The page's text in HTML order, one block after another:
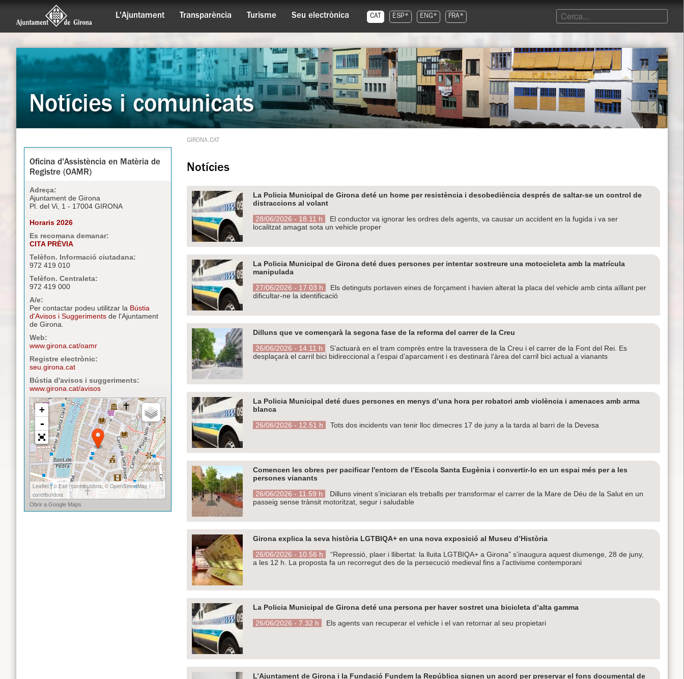
L'Ajuntament Transparència Turisme Seu electrònica CAT ESP* ENG* FRA*
Notícies i comunicats
Oficina d'Assistència en Matèria de
Registre (OAMR)
Adreça:
Ajuntament de Girona
Pl. del Vi, 1 - 17004 GIRONA
Horaris 2026
Es recomana demanar:
CITA PRÈVIA
Telèfon. Informació ciutadana:
972 419 010
Telèfon. Centraleta:
972 419 000
A/e:
Per contactar podeu utilitzar la Bústia
d'Avisos i Suggeriments de l'Ajuntament
de Girona.
Web:
www.girona.cat/oamr
Registre electrònic:
seu.girona.cat
Bústia d'avisos i suggeriments:
www.girona.cat/avisos
GIRONA.CAT
Notícies
La Policia Municipal de Girona deté un home per resistència i desobediència després de saltar-se un control de
distraccions al volant
28/06/2026 - 18.11 h
El conductor va ignorar les ordres dels agents, va causar un accident en la fugida i va ser
localitzat amagat sota un vehicle proper
La Policia Municipal de Girona deté dues persones per intentar sostreure una motocicleta amb la matrícula
manipulada
27/06/2026 - 17.03 h
Els detinguts portaven eines de forçament i havien alterat la placa del vehicle amb cinta aïllant per
dificultar-ne la identificació
Dilluns que ve començarà la segona fase de la reforma del carrer de la Creu
26/06/2026 - 14.11 h
S’actuarà en el tram comprès entre la travessera de la Creu i el carrer de la Font del Rei. Es
desplaçarà el carril bici bidireccional a l’espai d’aparcament i es destinarà l’àrea del carril bici actual a vianants
La Policia Municipal deté dues persones en menys d’una hora per robatori amb violència i amenaces amb arma
blanca
26/06/2026 - 12.51 h
Tots dos incidents van tenir lloc dimecres 17 de juny a la tarda al barri de la Devesa
Comencen les obres per pacificar l'entorn de l’Escola Santa Eugènia i convertir-lo en un espai més per a les
persones vianants
26/06/2026 - 11.59 h
Dilluns vinent s’iniciaran els treballs per transformar el carrer de la Mare de Déu de la Salut en un
passeig sense trànsit motoritzat, segur i saludable
Girona explica la seva història LGTBIQA+ en una nova exposició al Museu d’Història
26/06/2026 - 10.56 h
“Repressió, plaer i llibertat: la lluita LGTBIQA+ a Girona” s’inaugura aquest diumenge, 28 de juny,
a les 12 h. La proposta fa un recorregut des de la persecució medieval fins a l’activisme contemporani
La Policia Municipal de Girona deté una persona per haver sostret una bicicleta d’alta gamma
26/06/2026 - 7.32 h
Els agents van recuperar el vehicle i el van retornar al seu propietari
L’Ajuntament de Girona i la Fundació Fundem la República signen un acord per preservar el fons documental de